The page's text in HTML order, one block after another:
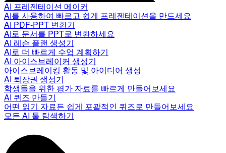
AI 프레젠테이션 메이커
AI를 사용하여 빠르고 쉽게 프레젠테이션을 만드세요
AI PDF-PPT 변환기
AI로 문서를 PPT로 변환하세요
AI 레슨 플랜 생성기
AI로 더 빠르게 수업 계획하기
AI 아이스브레이커 생성기
아이스브레이킹 활동 및 아이디어 생성
AI 퇴장권 생성기
학생들을 위한 평가 자료를 빠르게 만들어보세요
AI 퀴즈 만들기
어떤 읽기 자료든 쉽게 포괄적인 퀴즈로 만들어보세요
모든 AI 툴 탐색하기